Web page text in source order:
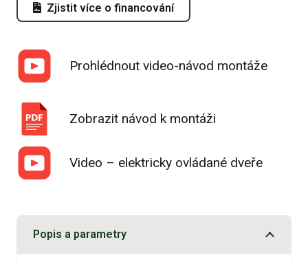
Zjistit více o financování
Prohlédnout video-návod montáže
Zobrazit návod k montáži
Video – elektricky ovládané dveře
Popis a parametry